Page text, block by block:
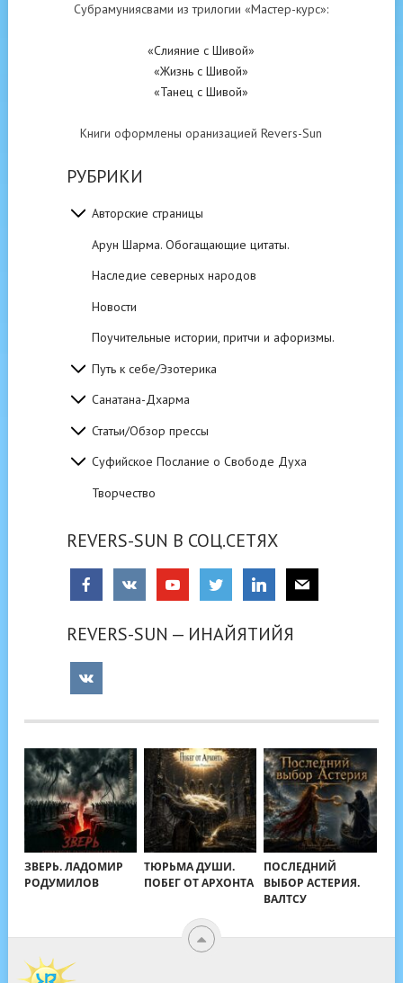
Субрамуниясвами из трилогии «Мастер-курс»:
«Слияние с Шивой»
«Жизнь с Шивой»
«Танец с Шивой»
Книги оформлены оранизацией Revers-Sun
РУБРИКИ
Авторские страницы
Арун Шарма. Обогащающие цитаты.
Наследие северных народов
Новости
Поучительные истории, притчи и афоризмы.
Путь к себе/Эзотерика
Санатана-Дхарма
Статьи/Обзор прессы
Суфийское Послание о Свободе Духа
Творчество
REVERS-SUN В СОЦ.СЕТЯХ
REVERS-SUN — ИНАЙЯТИЙЯ
ЗВЕРЬ. ЛАДОМИР
РОДУМИЛОВ
ТЮРЬМА ДУШИ.
ПОБЕГ ОТ АРХОНТА
ПОСЛЕДНИЙ
ВЫБОР АСТЕРИЯ.
ВАЛТСУ